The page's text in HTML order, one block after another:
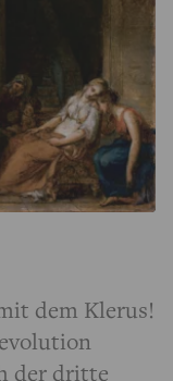
dem Klerus!
der dritte